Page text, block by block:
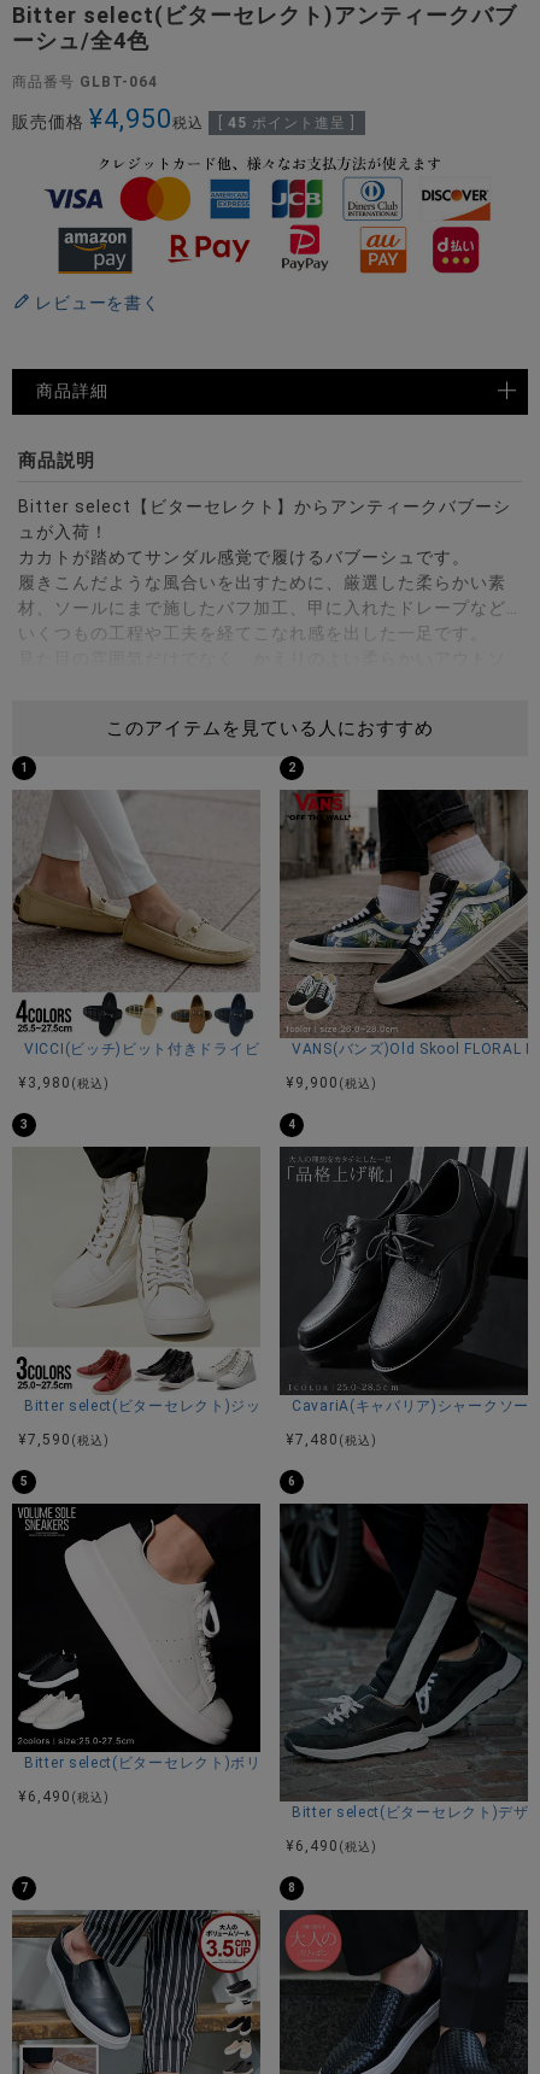
Bitter select(ビターセレクト)アンティークバブ
ーシュ/全4色
商品番号 GLBT-064
販売価格 ¥4,950税込 45 ポイント進呈 ]
レビューを書く
商品詳細
商品説明
Bitter select【ビターセレクト】からアンティークバブーシ
ュが入荷！
カカトが踏めてサンダル感覚で履けるバブーシュです。
履きこんだような風合いを出すために、厳選した柔らかい素
材、ソールにまで施したバフ加工、甲に入れたドレープなど…
いくつもの工程や工夫を経てこなれ感を出した一足です。
カジュアルはもちろん、フランクなビジネスシーンにも対応
可能なバブーシュです。
※モデル画像は照明などの影響により実際の商品と異なる場合
がございます。
サイズ(cm)
S(25.0-25.5cm)
M(26.0-26.5cm)
L(27.0-27.5cm)
※平置き計測
アッパー：合成皮革
ソール：合成底
ブラック/キャメル/ベージュ/ダークブラウン
このアイテムを見ている人におすすめ
1
VICCI(ビッチ)ビット付きドライビングシューズ/全4色
¥ 3,980 (税込)
2
VANS(バンズ)Old Skool FLORAL
¥ 9,900 (税込)
3
Bitter select(ビターセレクト)ジップデザインフェイクレザーハイカット
¥7,590 (税込)
4
CavariA(キャバリア)シャークソー
¥7,480 (税込)
5
Bitter select(ビターセレクト)ボリューミーデザインソールレースアップ
¥ 6,490 (税込)
6
Bitter select(ビターセレクト)デザ
¥ 6,490 (税込)
7 8